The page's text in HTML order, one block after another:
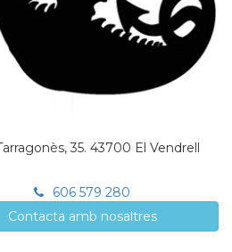
35. 43700 El Vendrell
606 579 280
Contacta amb nosaltres